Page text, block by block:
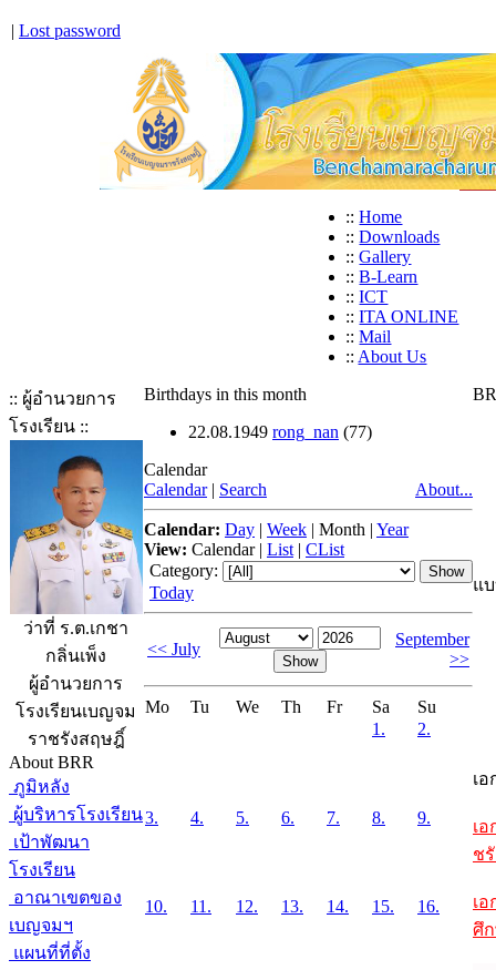
| Lost password
:: Home
:: Downloads
:: Gallery
:: B-Learn
:: ICT
:: ITA ONLINE
:: Mail
:: About Us
:: ผู้อำนวยการ
โรงเรียน ::
ว่าที่ ร.ต.เกชา
กลิ่นเพ็ง
ผู้อำนวยการ
โรงเรียนเบญจม
ราชรังสฤษฎิ์
About BRR
ภูมิหลัง
ผู้บริหารโรงเรียน
เป้าพัฒนา
โรงเรียน
อาณาเขตของ
เบญจมฯ
แผนที่ที่ตั้ง
Birthdays in this month
22.08.1949 rong_nan (77)
Calendar
Calendar | Search About...
Calendar: Day | Week | Month | Year
View: Calendar| List | CList
Category:
Today
<< July
September
>>
Mo Tu We Th Fr Sa
Su
1.
2.
3. 4. 5. 6. 7. 8. 9.
10. 11. 12. 13. 14. 15. 16.
แ
เ
เ
ช
เ
ศึ